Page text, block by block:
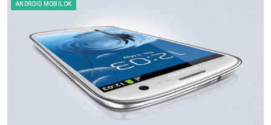
ANDROID MOBILOK